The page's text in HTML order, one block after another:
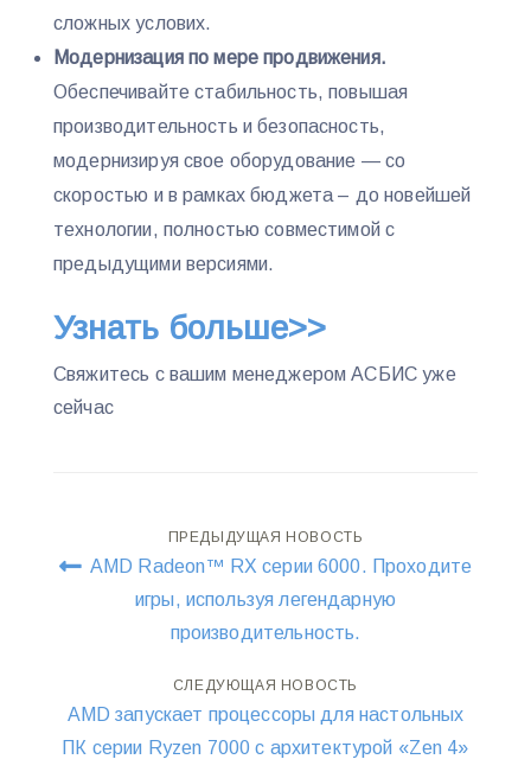
сложных услових.
Модернизация по мере продвижения.
Обеспечивайте стабильность, повышая
производительность и безопасность,
модернизируя свое оборудование — со
скоростью и в рамках бюджета – до новейшей
технологии, полностью совместимой с
предыдущими версиями.
Узнать больше>>
Свяжитесь с вашим менеджером АСБИС уже
сейчас
Навигация
записям
ПРЕДЫДУЩАЯ НОВОСТЬ
AMD Radeon™ RX серии 6000. Проходите
игры, используя легендарную
производительность.
СЛЕДУЮЩАЯ НОВОСТЬ
AMD запускает процессоры для настольных
ПК серии Ryzen 7000 с архитектурой «Zen 4»